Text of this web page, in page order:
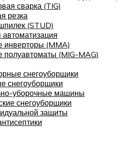
сварка (TIG)
резка
(STUD)
инверторы (MMA)
(MIG-MAG)
снегоуборщики
снегоуборщики
уборочные машины
снегоуборщики
защиты